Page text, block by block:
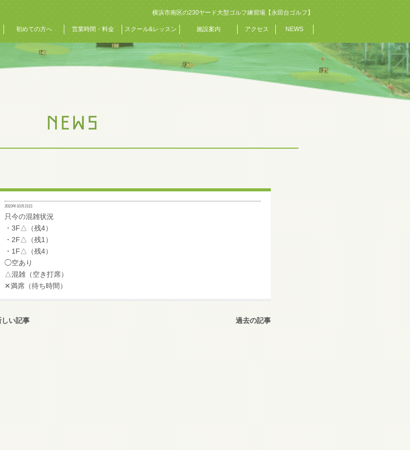
横浜市南区の230ヤード大型ゴルフ練習場【永田台ゴルフ】
初めての方へ 営業時間・料金 スクール&レッスン 施設案内 アクセス NEWS
2023年10月21日
只今の混雑状況
・3F△（残4）
・2F△（残1）
・1F△（残4）
◯空あり
△混雑（空き打席）
✕満席（待ち時間）
しい記事 過去の記事